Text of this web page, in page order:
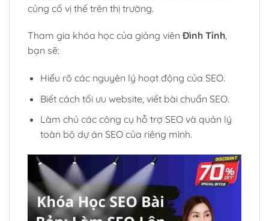
củng cố vị thế trên thị trường.
Tham gia khóa học của giảng viên Đình Tỉnh,
bạn sẽ:
Hiểu rõ các nguyên lý hoạt động của SEO.
Biết cách tối ưu website, viết bài chuẩn SEO.
Làm chủ các công cụ hỗ trợ SEO và quản lý
toàn bộ dự án SEO của riêng mình.